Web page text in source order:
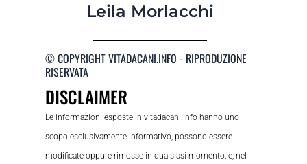
Leila Morlacchi
© COPYRIGHT VITADACANI.INFO - RIPRODUZIONE
RISERVATA
DISCLAIMER
Le informazioni esposte in vitadacani.info hanno uno
scopo esclusivamente informativo, possono essere
modificate oppure rimosse in qualsiasi momento, e, nel